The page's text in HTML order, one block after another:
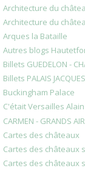
Architecture du
Architecture du
Arques la Bataille
Autres blogs
Billets GUEDELON -
Billets PALAIS
Buckingham Palace
C'était Versailles
CARMEN - GRANDS
Cartes des châteaux
Cartes des châteaux
Cartes des châteaux